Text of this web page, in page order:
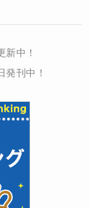
新中！
発刊中！